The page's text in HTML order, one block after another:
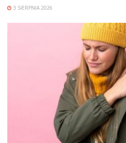
3 SIERPNIA 2026